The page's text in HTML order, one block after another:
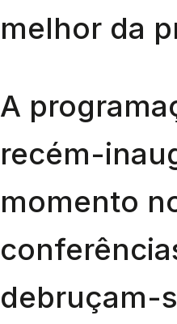
melhor da
A
recém-
momento
debruçam-